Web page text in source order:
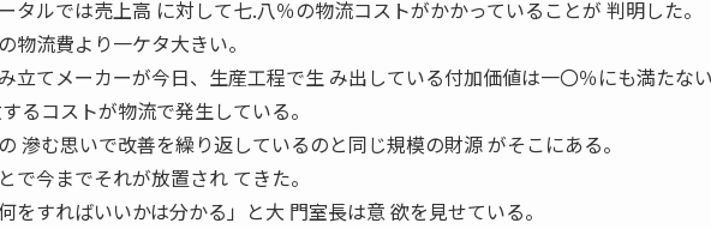
タルでは売上高 に対して七.八％の物流コストがかかっていることが 判明した。
物流費より一ケタ大きい。
立てメーカーが今日、生産工程で生 み出している付加価値は一〇％にも満たな
るコストが物流で発生している。
滲む思いで改善を繰り返しているのと同じ規模の財源 がそこにある。
で今までそれが放置され てきた。
をすればいいかは分かる」と大 門室長は意 欲を見せている。